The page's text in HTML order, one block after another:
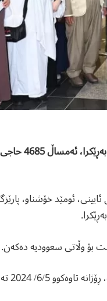
یەکەمین کاروانی
ئایینی، ئومێد خۆشناو،
ئەمڕۆ